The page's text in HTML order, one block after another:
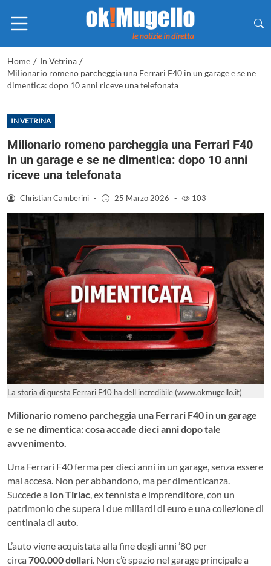
Home / In Vetrina /
Milionario romeno parcheggia una Ferrari F40 in un garage e se ne
dimentica: dopo 10 anni riceve una telefonata
IN VETRINA
Milionario romeno parcheggia una Ferrari F40
in un garage e se ne dimentica: dopo 10 anni
riceve una telefonata
Christian Camberini - 25 Marzo 2026 - 103
La storia di questa Ferrari F40 ha dell'incredibile (www.okmugello.it)
Milionario romeno parcheggia una Ferrari F40 in un garage
e se ne dimentica: cosa accade dieci anni dopo tale
avvenimento.
Una Ferrari F40 ferma per dieci anni in un garage, senza essere
mai accesa. Non per abbandono, ma per dimenticanza.
Succede a Ion Tiriac , ex tennista e imprenditore, con un
patrimonio che supera i due miliardi di euro e una collezione di
centinaia di auto.
L’auto viene acquistata alla fine degli anni ’80 per
circa 700.000 dollari . Non c’è spazio nel garage principale a